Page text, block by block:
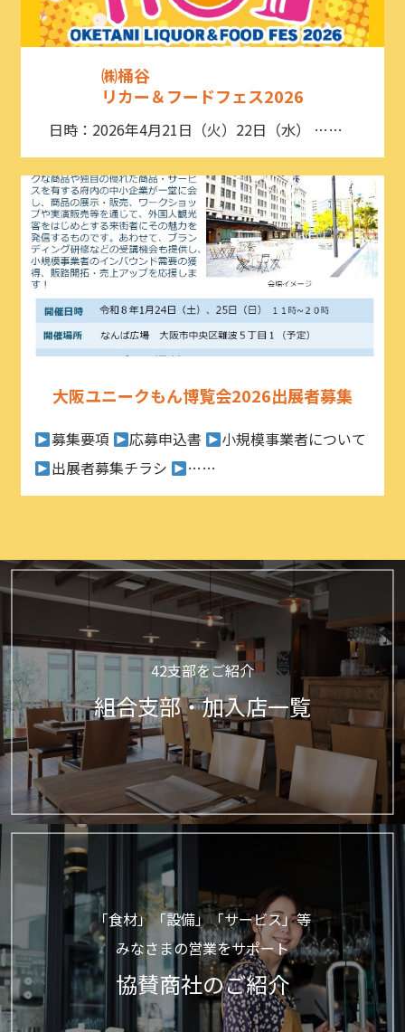
㈱桶谷
リカー＆フードフェス2026
日時：2026年4月21日（火）22日（水） ……
大阪ユニークもん博覧会2026出展者募集
募集要項 応募申込書
小規模事業者について
出展者募集チラシ
……
42支部をご紹介
組合支部・加入店一覧
「食材」「設備」「サービス」等
みなさまの営業をサポート
協賛商社のご紹介